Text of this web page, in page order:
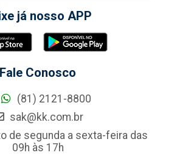
já nosso APP
Fale Conosco
(81) 2121-8800
sak@kk.com.br
de segunda a sexta-feira das
09h às 17h